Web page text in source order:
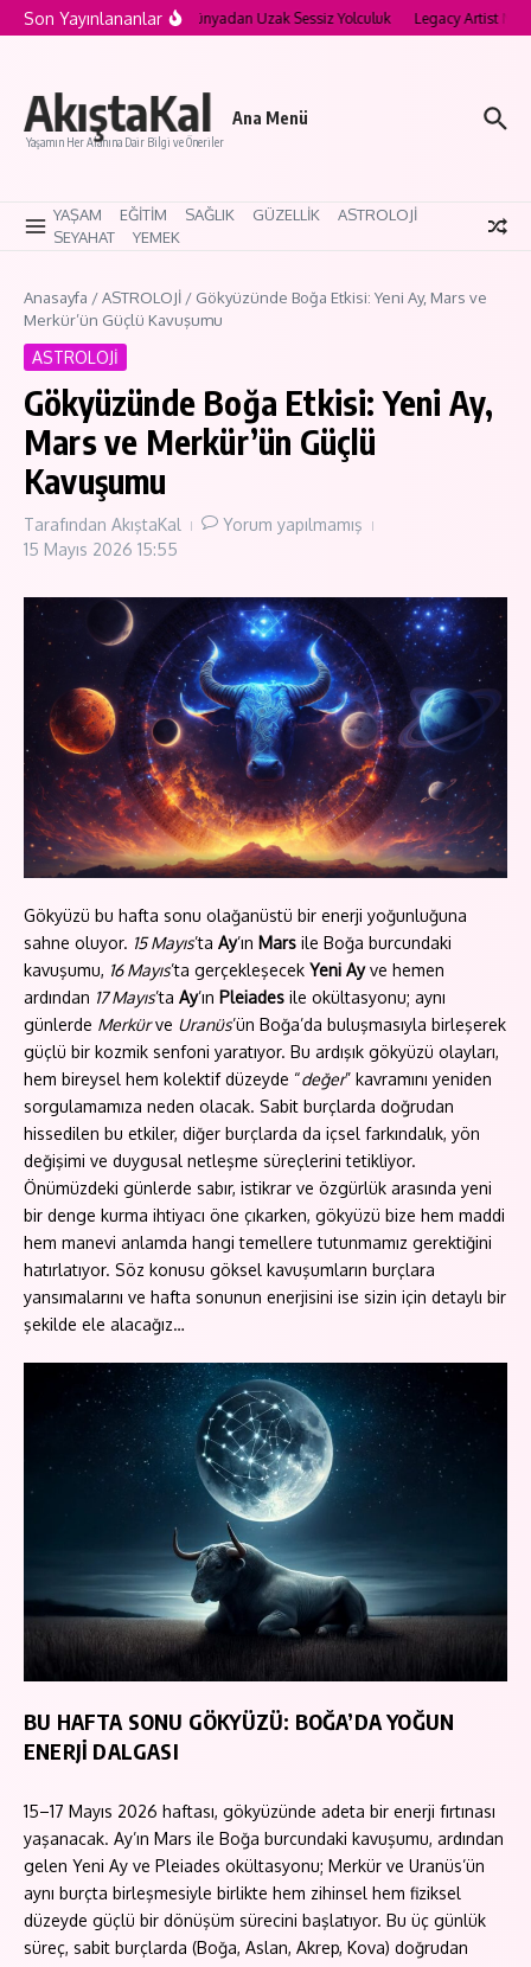
İçeriğe atla
Son Yayınlananlar
Saklı Köyleri: Modern Dünyadan Uzak Sessiz Yolculuk Legacy Artist
AkıştaKal
Yaşamın Her Alanına Dair Bilgi ve Öneriler
Ana Menü
YAŞAM EĞİTİM SAĞLIK GÜZELLİK
ASTROLOJİ
SEYAHAT
YEMEK
Anasayfa /ASTROLOJİ / Gökyüzünde Boğa Etkisi: Yeni Ay, Mars ve
Merkür’ün Güçlü Kavuşumu
ASTROLOJİ
Gökyüzünde Boğa Etkisi: Yeni Ay,
Mars ve Merkür’ün Güçlü
Kavuşumu
Tarafından AkıştaKal
Yorum yapılmamış
15 Mayıs 2026 15:55
Gökyüzü bu hafta sonu olağanüstü bir enerji yoğunluğuna
sahne oluyor. 15 Mayıs’ta Ay’ın Mars ile Boğa burcundaki
kavuşumu, 16 Mayıs’ta gerçekleşecek Yeni Ayve hemen
ardından 17 Mayıs’ta Ay’ın Pleiades ile okültasyonu; aynı
günlerde Merkürve Uranüs’ün Boğa’da buluşmasıyla birleşerek
güçlü bir kozmik senfoni yaratıyor. Bu ardışık gökyüzü olayları,
hem bireysel hem kolektif düzeyde “değer” kavramını yeniden
sorgulamamıza neden olacak. Sabit burçlarda doğrudan
hissedilen bu etkiler, diğer burçlarda da içsel farkındalık, yön
değişimi ve duygusal netleşme süreçlerini tetikliyor.
Önümüzdeki günlerde sabır, istikrar ve özgürlük arasında yeni
bir denge kurma ihtiyacı öne çıkarken, gökyüzü bize hem maddi
hem manevi anlamda hangi temellere tutunmamız gerektiğini
hatırlatıyor. Söz konusu göksel kavuşumların burçlara
yansımalarını ve hafta sonunun enerjisini ise sizin için detaylı bir
şekilde ele alacağız…
BU HAFTA SONU GÖKYÜZÜ: BOĞA’DA YOĞUN
ENERJİ DALGASI
15–17 Mayıs 2026 haftası, gökyüzünde adeta bir enerji fırtınası
yaşanacak. Ay’ın Mars ile Boğa burcundaki kavuşumu, ardından
gelen Yeni Ay ve Pleiades okültasyonu; Merkür ve Uranüs’ün
aynı burçta birleşmesiyle birlikte hem zihinsel hem fiziksel
düzeyde güçlü bir dönüşüm sürecini başlatıyor. Bu üç günlük
süreç, sabit burçlarda (Boğa, Aslan, Akrep, Kova) doğrudan